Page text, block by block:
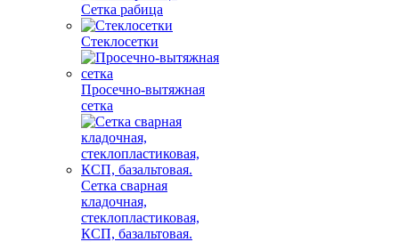
Сетка рабица
Стеклосетки
Просечно-вытяжная
сетка
Сетка сварная
кладочная,
стеклопластиковая,
КСП, базальтовая.